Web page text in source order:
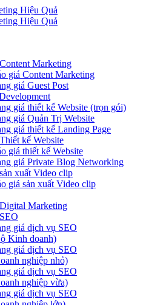
Marketing
giá Content Marketing
giá Guest Post
giá thiết kế Website (trọn gói)
giá Quản Trị Website
giá thiết kế Landing Page
kế Website
giá thiết kế Website
giá Private Blog Networking
xuất Video clip
giá sản xuất Video clip
Marketing
giá dịch vụ SEO
Kinh doanh)
giá dịch vụ SEO
nghiệp nhỏ)
giá dịch vụ SEO
nghiệp vừa)
giá dịch vụ SEO